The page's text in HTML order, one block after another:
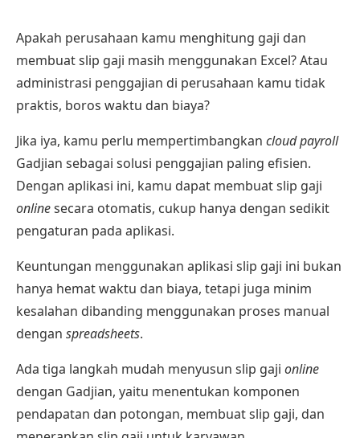
Apakah perusahaan kamu menghitung gaji dan
membuat slip gaji masih menggunakan Excel? Atau
administrasi penggajian di perusahaan kamu tidak
praktis, boros waktu dan biaya?
Jika iya, kamu perlu mempertimbangkan cloud payroll
Gadjian sebagai solusi penggajian paling efisien.
Dengan aplikasi ini, kamu dapat membuat slip gaji
onlinesecara otomatis, cukup hanya dengan sedikit
pengaturan pada aplikasi.
Keuntungan menggunakan aplikasi slip gaji ini bukan
hanya hemat waktu dan biaya, tetapi juga minim
kesalahan dibanding menggunakan proses manual
dengan spreadsheets.
Ada tiga langkah mudah menyusun slip gaji online
dengan Gadjian, yaitu menentukan komponen
pendapatan dan potongan, membuat slip gaji, dan